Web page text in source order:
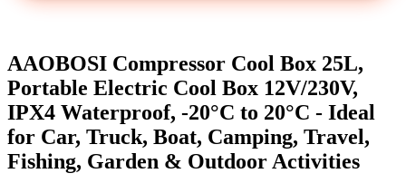
AAOBOSI Compressor Cool ⁢Box 25L,
Portable Electric ‍Cool Box 12V/230V,
IPX4 ​Waterproof, -20°C to 20°C ​-⁣ Ideal
for Car, Truck,​ Boat, Camping, Travel,
Fishing, Garden & Outdoor Activities